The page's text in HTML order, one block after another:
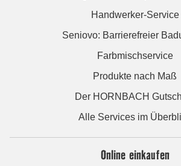
Handwerker-Service
Seniovo: Barrierefreier
Farbmischservice
Produkte nach Maß
Der HORNBACH
Alle Services im
Online einkaufen